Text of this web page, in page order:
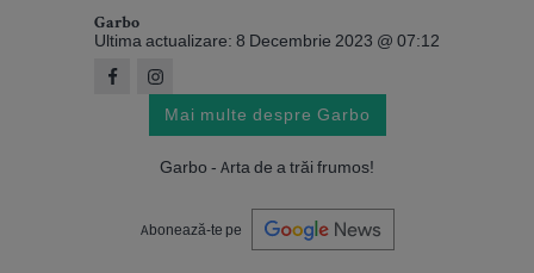
Garbo
Ultima actualizare: 8 Decembrie 2023 @ 07:12
Mai multe despre Garbo
Garbo - Arta de a trăi frumos!
Abonează-te pe